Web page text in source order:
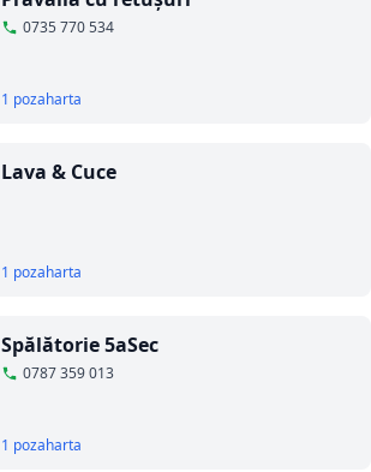
0735 770 534
1 pozaharta
Lava & Cuce
1 pozaharta
Spălătorie 5aSec
0787 359 013
1 pozaharta